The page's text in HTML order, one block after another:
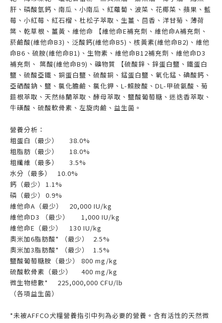
肝、磷酸氫鈣、南瓜、小南瓜、紅蘿蔔、波菜、花椰菜、蘋果、藍
莓、小紅莓、紅石榴、杜松子萃取、生薑、茴香、洋甘菊、薄荷
葉、乾草根、薑黃、維他命 【維他命E補充劑、維他命A補充劑、
菸鹼酸(維他命B3)、泛酸鈣(維他命B5)、核黃素(維他命B2)、維他
命B6、硫胺(維他命B1)、生物素、維他命B12補充劑、維他命D3
補充劑、 葉酸(維他命B9)、礦物質 【硫酸鋅、鋅蛋白鹽、鐵蛋白
鹽、硫酸亞鐵、銅蛋白鹽、硫酸銅、錳蛋白鹽、氧化錳、碘酸鈣、
亞硒酸鈉、鹽、氯化膽鹼、氯化鉀、L-賴胺酸、DL-甲硫氨酸、菊
苣根萃取、天然絲蘭萃取、酵母萃取、鹽酸葡萄糖、迷迭香萃取、
牛磺酸、硫酸軟骨素、左旋肉鹼、益生菌。
營養分析：
粗蛋白（最少）
38.0%
粗脂肪（最少）
18.0%
粗纖維（最多）
3.5%
水分（最多）
10.0%
鈣（最少）
1.1%
磷（最少）
0.9%
維他命A（最少）
20,000 IU/kg
維他命D3 （最少）
1,000 IU/kg
維他命E（最少）
130 IU/kg
奧米加6脂肪酸* （最少）
2.5%
奧米加3脂肪酸* （最少）
1.5%
鹽酸葡萄糖胺（最少）
800 mg/kg
硫酸軟骨素（最少）
400 mg/kg
微生物總數*
225,000,000 CFU/lb
（各項益生菌）
*未被AFFCO犬糧營養指引中列為必要的營養。含有活性的天然微